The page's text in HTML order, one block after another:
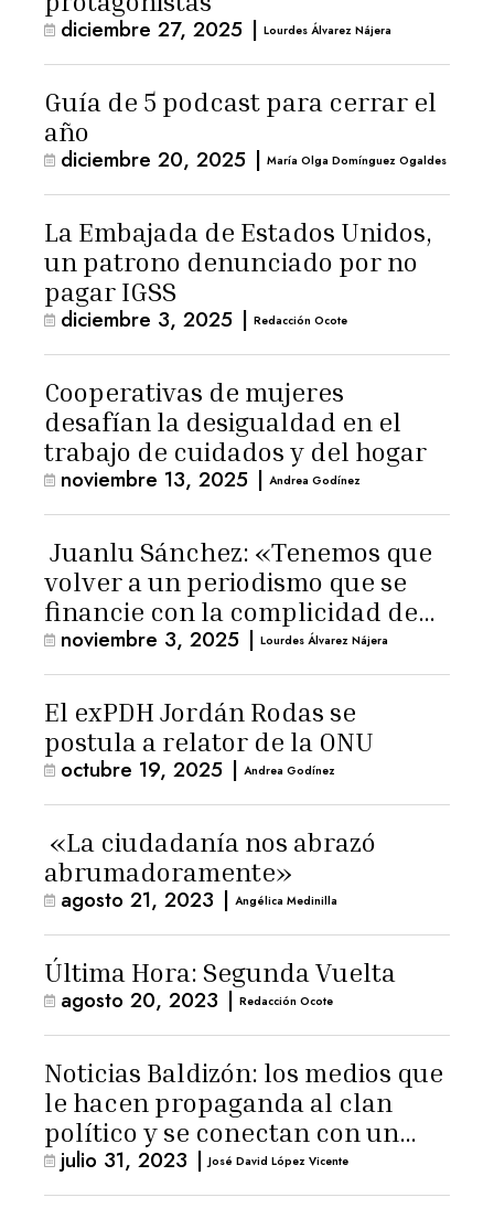
diciembre 27, 2025 | Lourdes Álvarez Nájera
Guía de 5 podcast para cerrar el
año
diciembre 20, 2025 | María Olga Domínguez Ogaldes
La Embajada de Estados Unidos,
un patrono denunciado por no
pagar IGSS
diciembre 3, 2025 | Redacción Ocote
Cooperativas de mujeres
desafían la desigualdad en el
trabajo de cuidados y del hogar
noviembre 13, 2025 | Andrea Godínez
Juanlu Sánchez: «Tenemos que
volver a un periodismo que se
financie con la complicidad de
los lectores»
noviembre 3, 2025 | Lourdes Álvarez Nájera
El exPDH Jordán Rodas se
postula a relator de la ONU
octubre 19, 2025 | Andrea Godínez
«La ciudadanía nos abrazó
abrumadoramente»
agosto 21, 2023 | Angélica Medinilla
Última Hora: Segunda Vuelta
agosto 20, 2023 | Redacción Ocote
Noticias Baldizón: los medios que
le hacen propaganda al clan
político y se conectan con un
hombre de confianza de
Giammattei
julio 31, 2023 | José David López Vicente